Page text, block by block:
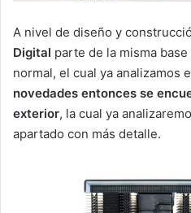
A nivel de diseño y
Digital parte de la misma
normal, el cual ya analizamos
novedades entonces se
exterior, la cual ya
apartado con más detalle.